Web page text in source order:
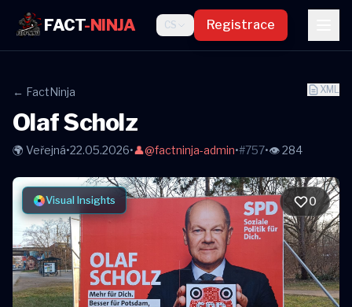
FACT-NINJA CS Registrace
← FactNinja XML
Olaf Scholz
🌍 Veřejná•22.05.2026•👤@factninja-admin•#757•👁 284
Visual Insights 0